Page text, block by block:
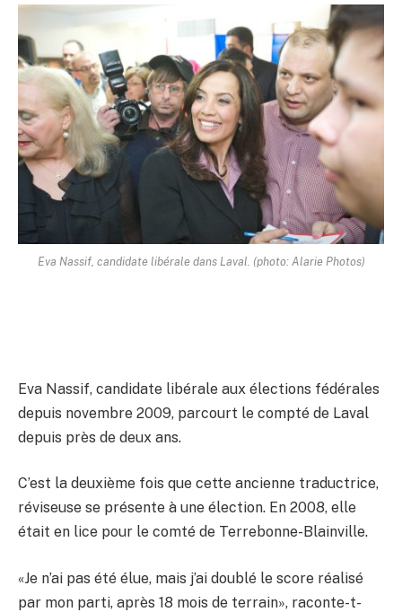
Eva Nassif, candidate libérale dans Laval. (photo: Alarie Photos)
Eva Nassif, candidate libérale aux élections fédérales
depuis novembre 2009, parcourt le compté de Laval
depuis près de deux ans.
C’est la deuxième fois que cette ancienne traductrice,
réviseuse se présente à une élection. En 2008, elle
était en lice pour le comté de Terrebonne-Blainville.
«Je n’ai pas été élue, mais j’ai doublé le score réalisé
par mon parti, après 18 mois de terrain», raconte-t-